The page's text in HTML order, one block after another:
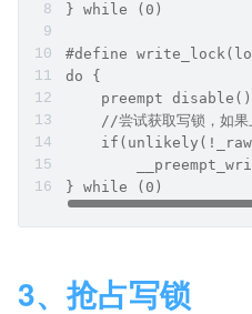
} while (0)
#define
do {
//尝试获取写锁，如
} while (0)
3、抢占写锁